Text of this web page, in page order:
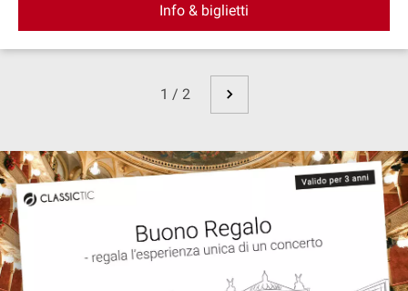
Info & biglietti
1 / 2